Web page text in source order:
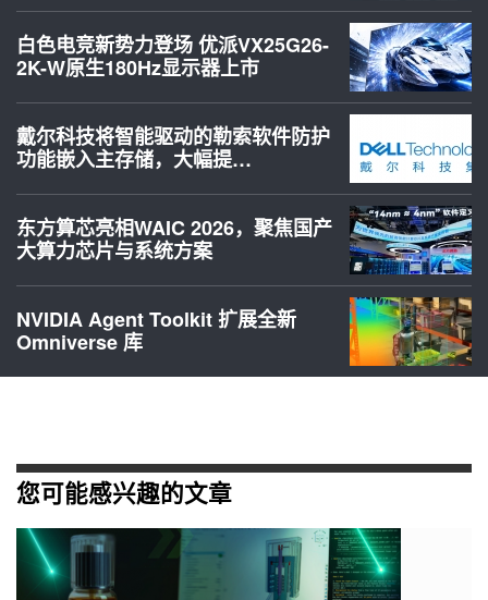
白色电竞新势力登场 优派VX25G26-
2K-W原生180Hz显示器上市
戴尔科技将智能驱动的勒索软件防护
功能嵌入主存储，大幅提…
东方算芯亮相WAIC 2026，聚焦国产
大算力芯片与系统方案
NVIDIA Agent Toolkit 扩展全新
Omniverse 库
您可能感兴趣的文章